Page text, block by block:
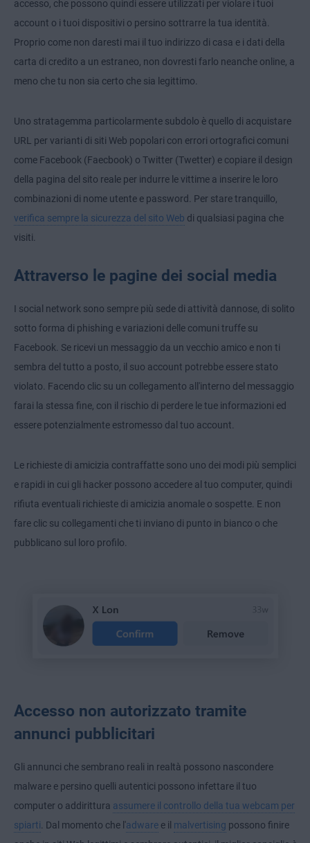
accesso, che possono quindi essere utilizzati per violare i tuoi
account o i tuoi dispositivi o persino sottrarre la tua identità.
Proprio come non daresti mai il tuo indirizzo di casa e i dati della
carta di credito a un estraneo, non dovresti farlo neanche online, a
meno che tu non sia certo che sia legittimo.
Uno stratagemma particolarmente subdolo è quello di acquistare
URL per varianti di siti Web popolari con errori ortografici comuni
come Facebook (Faecbook) o Twitter (Twetter) e copiare il design
della pagina del sito reale per indurre le vittime a inserire le loro
combinazioni di nome utente e password. Per stare tranquillo,
verifica sempre la sicurezza del sito Web di qualsiasi pagina che
visiti.
Attraverso le pagine dei social media
I social network sono sempre più sede di attività dannose, di solito
sotto forma di phishing e variazioni delle comuni truffe su
Facebook. Se ricevi un messaggio da un vecchio amico e non ti
sembra del tutto a posto, il suo account potrebbe essere stato
violato. Facendo clic su un collegamento all'interno del messaggio
farai la stessa fine, con il rischio di perdere le tue informazioni ed
essere potenzialmente estromesso dal tuo account.
Le richieste di amicizia contraffatte sono uno dei modi più semplici
e rapidi in cui gli hacker possono accedere al tuo computer, quindi
rifiuta eventuali richieste di amicizia anomale o sospette. E non
fare clic su collegamenti che ti inviano di punto in bianco o che
pubblicano sul loro profilo.
Accesso non autorizzato tramite
annunci pubblicitari
Gli annunci che sembrano reali in realtà possono nascondere
malware e persino quelli autentici possono infettare il tuo
computer o addirittura assumere il controllo della tua webcam per
spiarti. Dal momento che l'adware e il malvertising possono finire